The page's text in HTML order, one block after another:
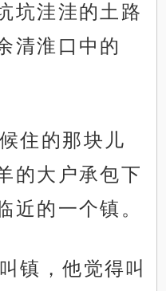
坑洼洼的土路
清淮口中的
住的那块儿
的大户承包下
近的一个镇。
镇，他觉得叫